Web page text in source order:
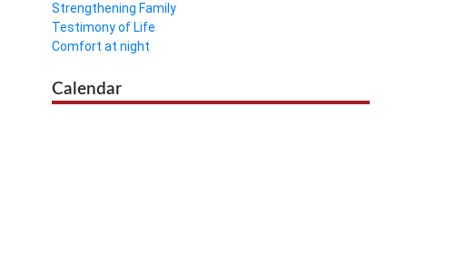
Strengthening Family
Testimony of Life
Comfort at night
Calendar